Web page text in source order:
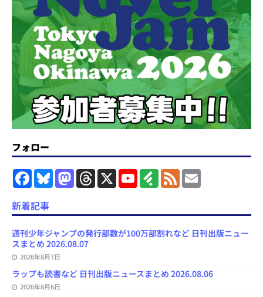
フォロー
F
a
e
b
o
k
B
s
y
M
a
o
o
n
T
h
a
s
X
Y
o
u
e
C
n
F
e
l
F
e
l
新着記事
週刊少年ジャンプの発行部数が100万部割れなど 日刊出版ニュー
スまとめ 2026.08.07
2026年8月7日
ラップも読書など 日刊出版ニュースまとめ 2026.08.06
2026年8月6日